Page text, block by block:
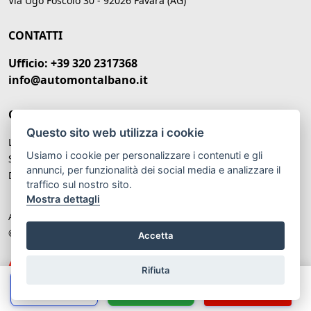
Questo sito web utilizza i cookie
Usiamo i cookie per personalizzare i contenuti e gli
annunci, per funzionalità dei social media e analizzare il
traffico sul nostro sito.
Mostra dettagli
Accetta
Rifiuta
CONTATTI
Ufficio: +39 320 2317368
info@automontalbano.it
ORARI DI APERTURA
Lunedì – Venerdì: 09:00 -20:00
Sabato: 09:00 - 13:00
Domenica: Chiuso
Auto Montalbano P.IVA: IT 02679780847
© Another site by
Gestionale autoLabyCar (2025)